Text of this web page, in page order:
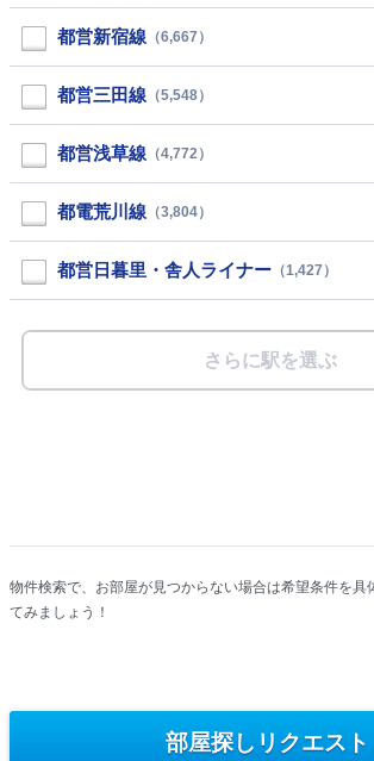
物件検索で、お部屋が見つからない場合は希望条件を具
てみましょう！
部屋探しリクエスト